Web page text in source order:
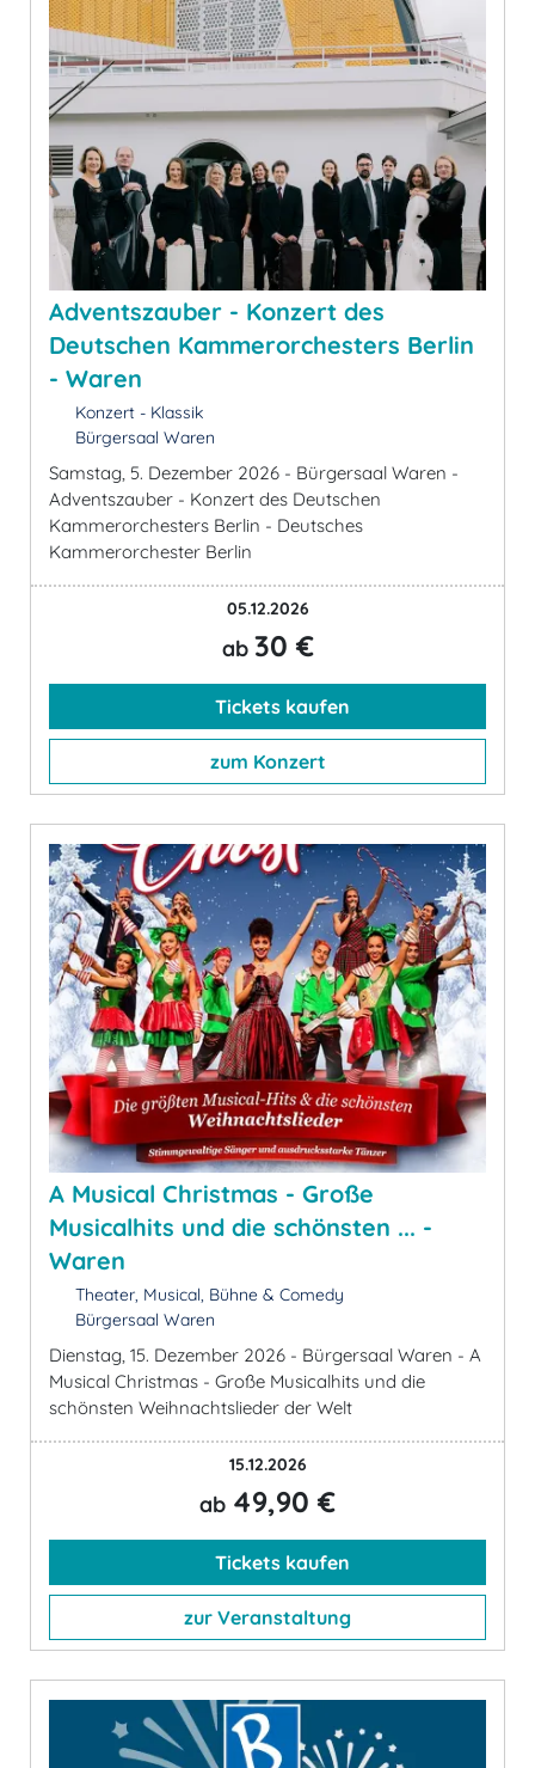
Adventszauber - Konzert des
Deutschen Kammerorchesters Berlin
- Waren
Konzert - Klassik
Bürgersaal Waren
Samstag, 5. Dezember 2026 - Bürgersaal Waren -
Adventszauber - Konzert des Deutschen
Kammerorchesters Berlin - Deutsches
Kammerorchester Berlin
05.12.2026
ab 30 €
Tickets kaufen
zum Konzert
A Musical Christmas - Große
Musicalhits und die schönsten ... -
Waren
Theater, Musical, Bühne & Comedy
Bürgersaal Waren
Dienstag, 15. Dezember 2026 - Bürgersaal Waren - A
Musical Christmas - Große Musicalhits und die
schönsten Weihnachtslieder der Welt
15.12.2026
ab 49,90 €
Tickets kaufen
zur Veranstaltung